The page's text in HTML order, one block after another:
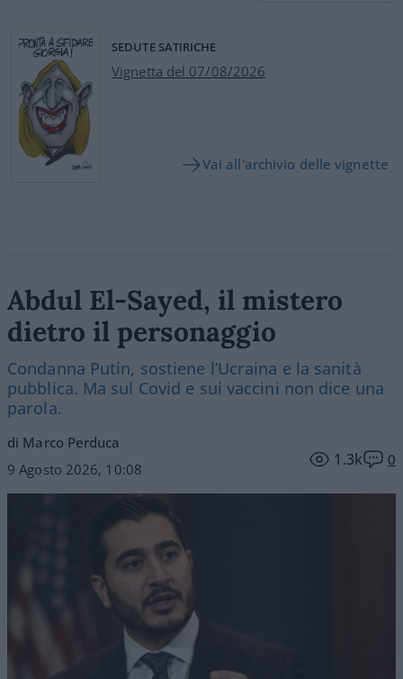
SEDUTE SATIRICHE
Vignetta del 07/08/2026
Vai all'archivio delle vignette
Abdul El-Sayed, il mistero
dietro il personaggio
Condanna Putin, sostiene l’Ucraina e la sanità
pubblica. Ma sul Covid e sui vaccini non dice una
parola.
di Marco Perduca
9 Agosto 2026, 10:08
1.3k 0